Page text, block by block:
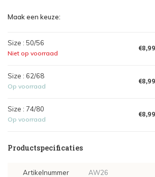
Maak een keuze:
Size : 50/56
Niet op voorraad
€8,99
Size : 62/68
Op voorraad
€8,99
Size : 74/80
Op voorraad
€8,99
Productspecificaties
Artikelnummer AW26